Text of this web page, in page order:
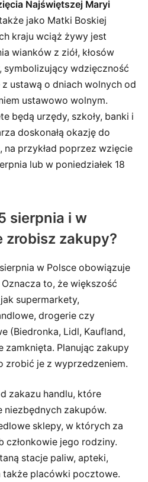
Najświętszej Maryi
jako Matki Boskiej
kraju wciąż żywy jest
wianków z ziół, kłosów
symbolizujący wdzięczność
ustawą o dniach wolnych od
ustawowo wolnym.
będą urzędy, szkoły, banki i
doskonałą okazję do
na przykład poprzez wzięcie
lub w poniedziałek 18
sierpnia i w
zrobisz zakupy?
w Polsce obowiązuje
Oznacza to, że większość
supermarkety,
drogerie czy
(Biedronka, Lidl, Kaufland,
zamknięta. Planując zakupy
zrobić je z wyprzedzeniem.
zakazu handlu, które
niezbędnych zakupów.
sklepy, w których za
członkowie jego rodziny.
stacje paliw, apteki,
także placówki pocztowe.